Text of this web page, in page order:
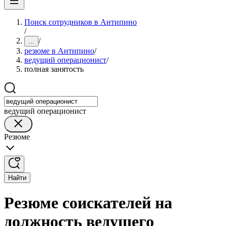
Поиск сотрудников в Антипино
/
... /
резюме в Антипино/
ведущий операционист/
полная занятость
ведущий операционист
Резюме
Найти
Резюме соискателей на
должность ведущего